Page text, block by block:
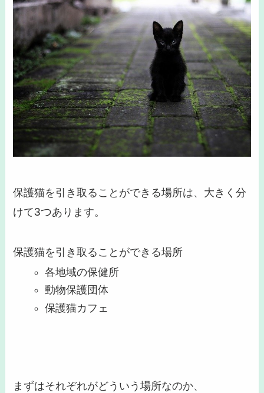
保護猫を引き取ることができる場所は、大きく分
けて3つあります。
保護猫を引き取ることができる場所
各地域の保健所
動物保護団体
保護猫カフェ
まずはそれぞれがどういう場所なのか、